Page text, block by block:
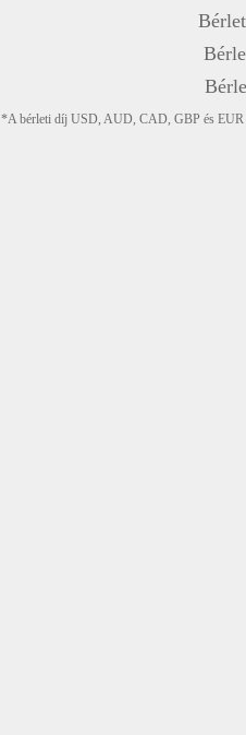
*A bérleti díj USD, AUD, CAD, GBP és EUR